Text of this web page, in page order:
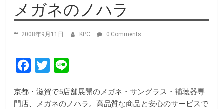
メガネのノハラ
2008年9月11日 KPC 0 Comments
c
T
i
n
京都・滋賀で5店舗展開のメガネ・サングラス・補聴器専
門店、メガネのノハラ。高品質な商品と安心のサービスで